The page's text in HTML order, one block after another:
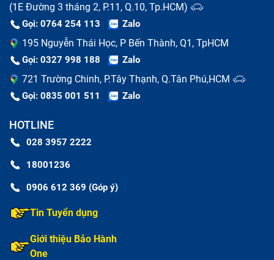
(1E Đường 3 tháng 2, P.11, Q.10, Tp.HCM)
Gọi: 0764 254 113 Zalo
195 Nguyễn Thái Học, P Bến Thành, Q1, TpHCM
Gọi: 0327 998 188 Zalo
721 Trường Chinh, P.Tây Thạnh, Q.Tân Phú,HCM
Gọi: 0835 001 511 Zalo
HOTLINE
028 3957 2222
18001236
0906 612 369 (Góp ý)
Tin Tuyển dụng
Giới thiệu Bảo Hành
One